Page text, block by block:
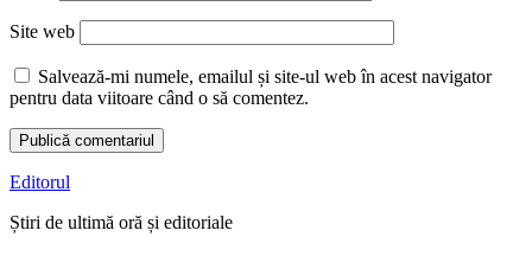
Site web
Salvează-mi numele, emailul și site-ul web în acest navigator
pentru data viitoare când o să comentez.
Editorul
Știri de ultimă oră și editoriale